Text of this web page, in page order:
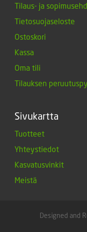
Tilaus- ja
Tietosuojaseloste
Ostoskori
Kassa
Oma tili
Tilauksen
Sivukartta
Tuotteet
Yhteystiedot
Kasvatusvinkit
Meistä
Designed and